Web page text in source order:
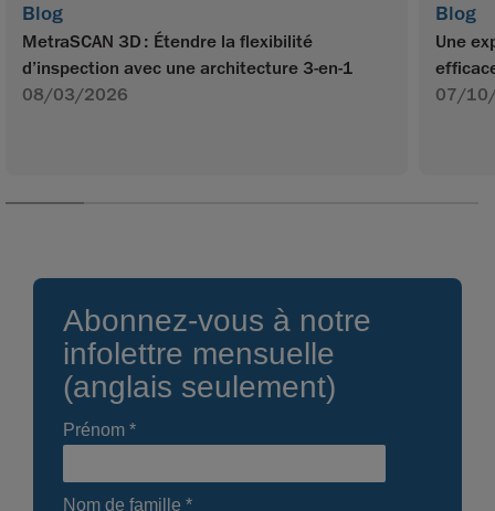
Blog
MetraSCAN 3D : Étendre la flexibilité
d’inspection avec une architecture 3-en-1
08/03/2026
Blog
Une
07/